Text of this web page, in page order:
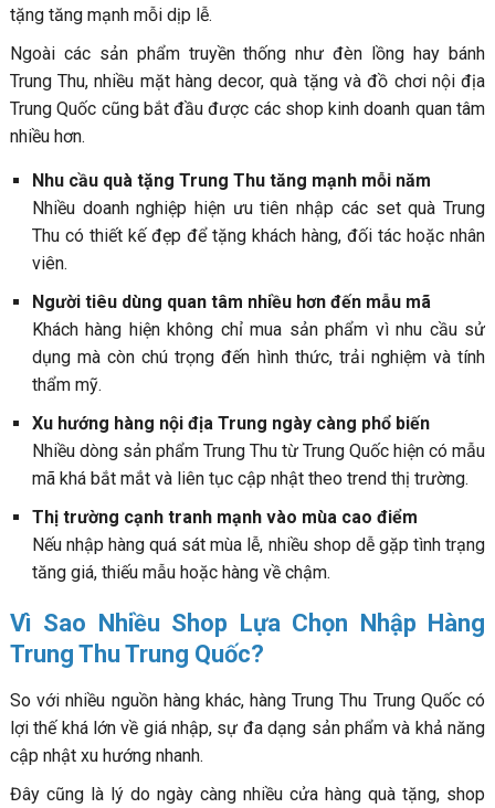
tặng tăng mạnh mỗi dịp lễ.
Ngoài các sản phẩm truyền thống như đèn lồng hay bánh
Trung Thu, nhiều mặt hàng decor, quà tặng và đồ chơi nội địa
Trung Quốc cũng bắt đầu được các shop kinh doanh quan tâm
nhiều hơn.
Nhu cầu quà tặng Trung Thu tăng mạnh mỗi năm
Nhiều doanh nghiệp hiện ưu tiên nhập các set quà Trung
Thu có thiết kế đẹp để tặng khách hàng, đối tác hoặc nhân
viên.
Người tiêu dùng quan tâm nhiều hơn đến mẫu mã
Khách hàng hiện không chỉ mua sản phẩm vì nhu cầu sử
dụng mà còn chú trọng đến hình thức, trải nghiệm và tính
thẩm mỹ.
Xu hướng hàng nội địa Trung ngày càng phổ biến
Nhiều dòng sản phẩm Trung Thu từ Trung Quốc hiện có mẫu
mã khá bắt mắt và liên tục cập nhật theo trend thị trường.
Thị trường cạnh tranh mạnh vào mùa cao điểm
Nếu nhập hàng quá sát mùa lễ, nhiều shop dễ gặp tình trạng
tăng giá, thiếu mẫu hoặc hàng về chậm.
Vì Sao Nhiều Shop Lựa Chọn Nhập Hàng
Trung Thu Trung Quốc?
So với nhiều nguồn hàng khác, hàng Trung Thu Trung Quốc có
lợi thế khá lớn về giá nhập, sự đa dạng sản phẩm và khả năng
cập nhật xu hướng nhanh.
Đây cũng là lý do ngày càng nhiều cửa hàng quà tặng, shop